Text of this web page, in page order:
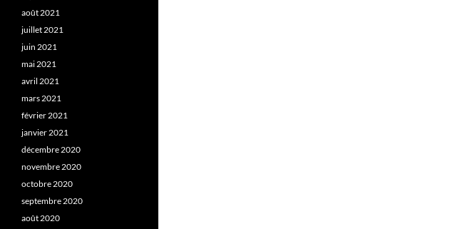
août 2021
juillet 2021
juin 2021
mai 2021
avril 2021
mars 2021
février 2021
janvier 2021
décembre 2020
novembre 2020
octobre 2020
septembre 2020
août 2020